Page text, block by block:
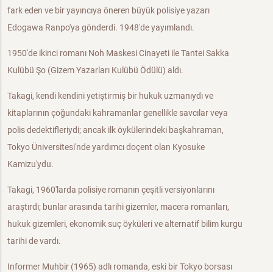
fark eden ve bir yayıncıya öneren büyük polisiye yazarı
Edogawa Ranpo'ya gönderdi. 1948'de yayımlandı.
1950'de ikinci romanı Noh Maskesi Cinayeti ile Tantei Sakka
Kulübü Şo (Gizem Yazarları Kulübü Ödülü) aldı.
Takagi, kendi kendini yetiştirmiş bir hukuk uzmanıydı ve
kitaplarının çoğundaki kahramanlar genellikle savcılar veya
polis dedektifleriydi; ancak ilk öykülerindeki başkahraman,
Tokyo Üniversitesi'nde yardımcı doçent olan Kyosuke
Kamizu'ydu.
Takagi, 1960'larda polisiye romanın çeşitli versiyonlarını
araştırdı; bunlar arasında tarihi gizemler, macera romanları,
hukuk gizemleri, ekonomik suç öyküleri ve alternatif bilim kurgu
tarihi de vardı.
Informer Muhbir (1965) adlı romanda, eski bir Tokyo borsası